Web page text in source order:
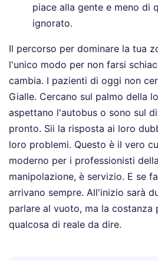
piace alla gente e meno di
ignorato.
Il percorso per dominare la tua
l'unico modo per non farsi
cambia. I pazienti di oggi non
Gialle. Cercano sul palmo della
aspettano l'autobus o sono sul
pronto. Sii la risposta ai loro
loro problemi. Questo è il vero
moderno per i professionisti
manipolazione, è servizio. E se
arrivano sempre. All'inizio sarà
parlare al vuoto, ma la costanza
qualcosa di reale da dire.